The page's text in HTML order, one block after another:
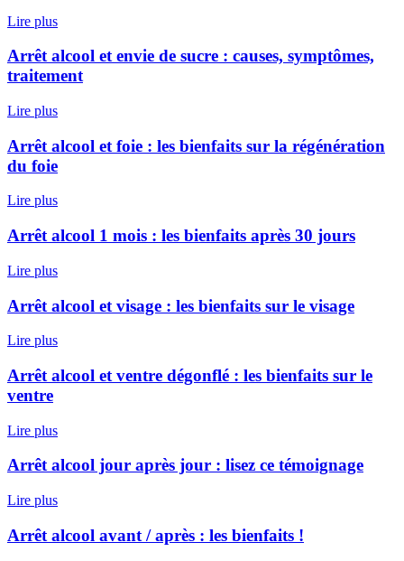
Lire plus
Arrêt alcool et envie de sucre : causes, symptômes,
traitement
Lire plus
Arrêt alcool et foie : les bienfaits sur la régénération
du foie
Lire plus
Arrêt alcool 1 mois : les bienfaits après 30 jours
Lire plus
Arrêt alcool et visage : les bienfaits sur le visage
Lire plus
Arrêt alcool et ventre dégonflé : les bienfaits sur le
ventre
Lire plus
Arrêt alcool jour après jour : lisez ce témoignage
Lire plus
Arrêt alcool avant / après : les bienfaits !